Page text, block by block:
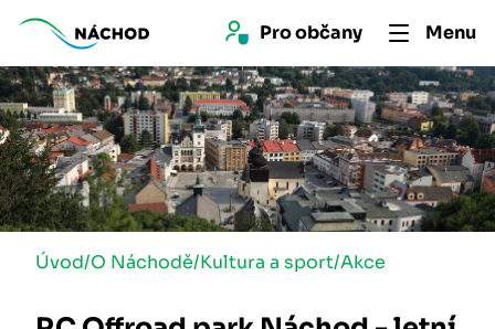
Pro občany Menu
Úvod/O Náchodě/Kultura a sport/Akce